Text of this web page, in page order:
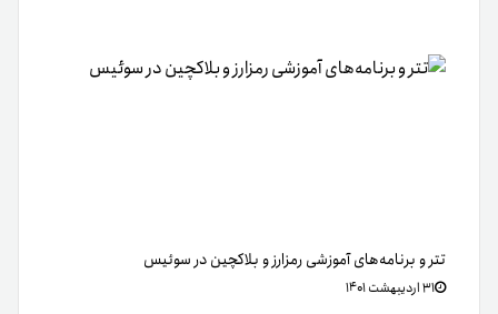
تتر و برنامه‌های آموزشی رمز‌ارز و بلاکچین در سوئیس
۳۱ اردیبهشت ۱۴۰۱